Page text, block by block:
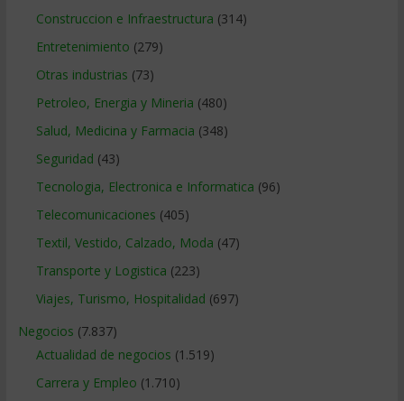
Construccion e Infraestructura (314)
Entretenimiento (279)
Otras industrias (73)
Petroleo, Energia y Mineria (480)
Salud, Medicina y Farmacia (348)
Seguridad (43)
Tecnologia, Electronica e Informatica (96)
Telecomunicaciones (405)
Textil, Vestido, Calzado, Moda (47)
Transporte y Logistica (223)
Viajes, Turismo, Hospitalidad (697)
Negocios (7.837)
Actualidad de negocios (1.519)
Carrera y Empleo (1.710)